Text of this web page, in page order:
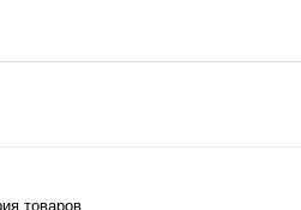
товаров